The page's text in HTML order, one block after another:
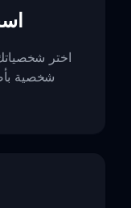
اختر
شخصية